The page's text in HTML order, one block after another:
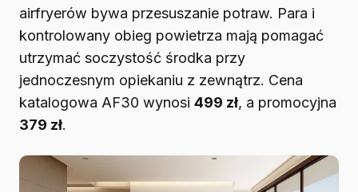
airfryerów bywa przesuszanie potraw. Para i
kontrolowany obieg powietrza mają pomagać
utrzymać soczystość środka przy
jednoczesnym opiekaniu z zewnątrz. Cena
katalogowa AF30 wynosi 499 zł, a promocyjna
379 zł.